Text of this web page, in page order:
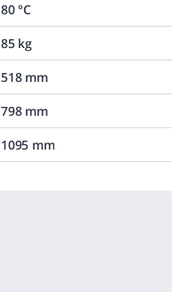
80 °C
85 kg
518 mm
798 mm
1095 mm